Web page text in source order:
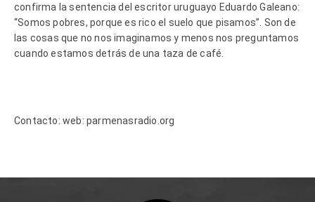
confirma la sentencia del escritor uruguayo Eduardo Galeano:
“Somos pobres, porque es rico el suelo que pisamos”. Son de
las cosas que no nos imaginamos y menos nos preguntamos
cuando estamos detrás de una taza de café.
Contacto: web: parmenasradio.org